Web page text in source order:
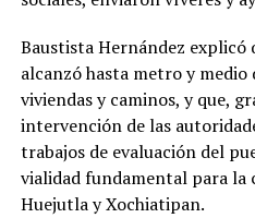
Baustista Hernández explicó
alcanzó hasta metro y
viviendas y caminos, y que,
intervención de las
trabajos de evaluación del
vialidad fundamental para la
Huejutla y Xochiatipan.